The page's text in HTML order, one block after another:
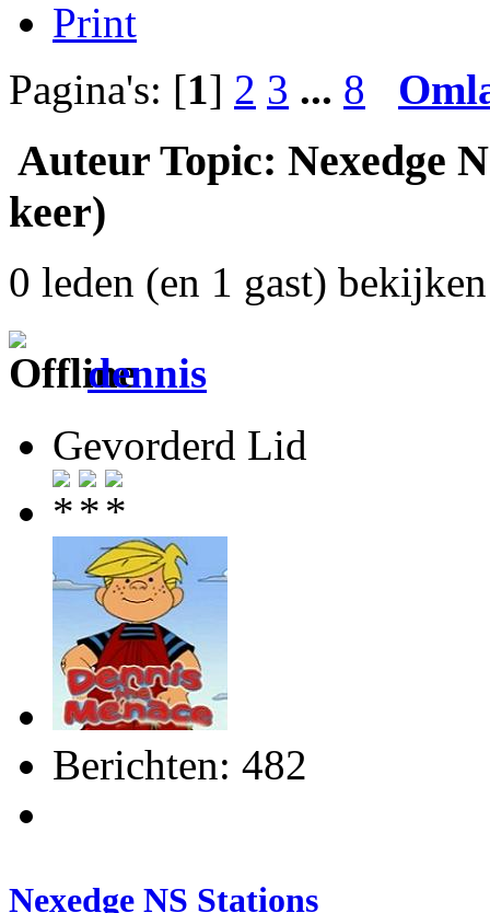
Print
Pagina's: [1] 2 3 ... 8
Auteur Topic: Nexedge
keer)
0 leden (en 1 gast)
dennis
Gevorderd Lid
Berichten: 482
Nexedge NS Stations